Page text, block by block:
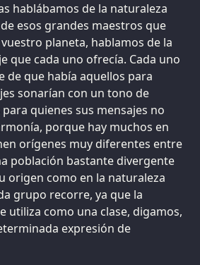
hablábamos de la naturaleza
esos grandes maestros que
planeta, hablamos de la
que cada uno ofrecía. Cada uno
de que había aquellos para
sonarían con un tono de
quienes sus mensajes no
porque hay muchos en
orígenes muy diferentes entre
población bastante divergente
origen como en la naturaleza
grupo recorre, ya que la
utiliza como una clase, digamos,
expresión de